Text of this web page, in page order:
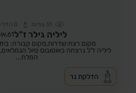
31 צפיות 0
ליליה גילר ז"ל61,
מקום רצח:שדרות,מקום קבורה:
ליליה ז"ל נרצחה באוטובוס טיול
המלח...
הדלקת נר